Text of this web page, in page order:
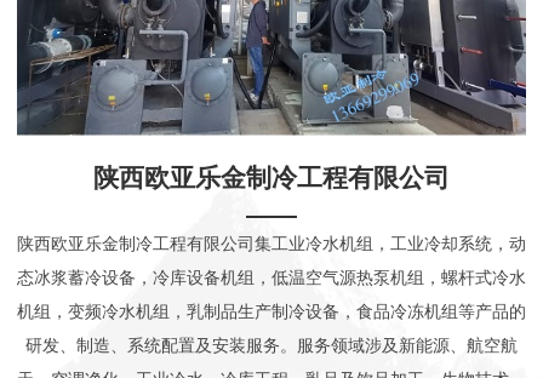
陕西欧亚乐金制冷工程有限公司
陕西欧亚乐金制冷工程有限公司集工业冷水机组，工业冷却系统，动
态冰浆蓄冷设备，冷库设备机组，低温空气源热泵机组，螺杆式冷水
机组，变频冷水机组，乳制品生产制冷设备，食品冷冻机组等产品的
研发、制造、系统配置及安装服务。服务领域涉及新能源、航空航